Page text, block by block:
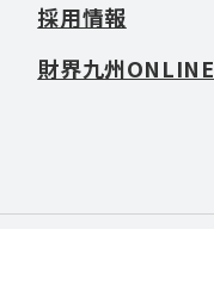
採用情報
財界九州ONLINE